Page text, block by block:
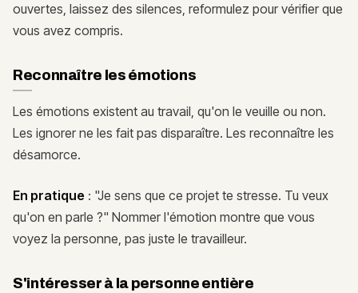
ouvertes, laissez des silences, reformulez pour vérifier que
vous avez compris.
Reconnaître les émotions
Les émotions existent au travail, qu'on le veuille ou non.
Les ignorer ne les fait pas disparaître. Les reconnaître les
désamorce.
En pratique : "Je sens que ce projet te stresse. Tu veux
qu'on en parle ?" Nommer l'émotion montre que vous
voyez la personne, pas juste le travailleur.
S'intéresser à la personne entière